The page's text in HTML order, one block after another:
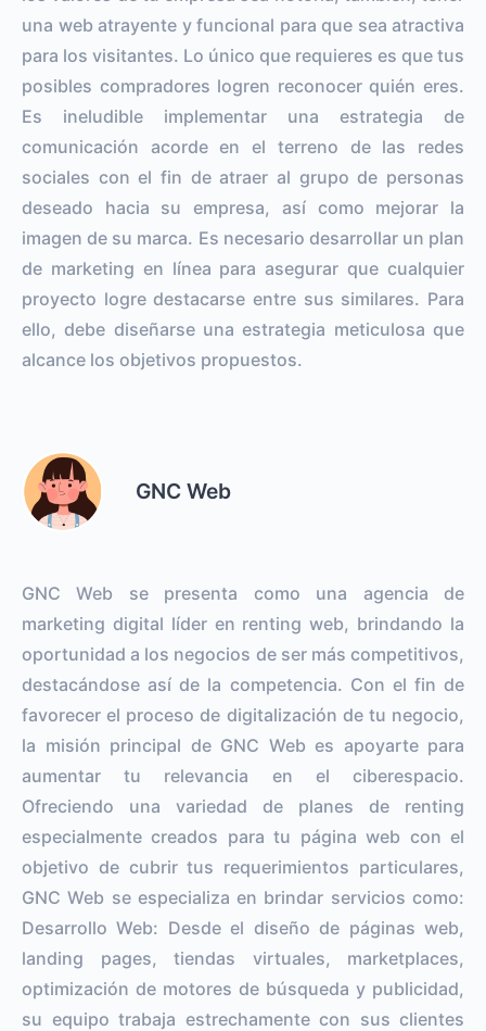
una web atrayente y funcional para que sea atractiva
para los visitantes. Lo único que requieres es que tus
posibles compradores logren reconocer quién eres.
Es ineludible implementar una estrategia de
comunicación acorde en el terreno de las redes
sociales con el fin de atraer al grupo de personas
deseado hacia su empresa, así como mejorar la
imagen de su marca. Es necesario desarrollar un plan
de marketing en línea para asegurar que cualquier
proyecto logre destacarse entre sus similares. Para
ello, debe diseñarse una estrategia meticulosa que
alcance los objetivos propuestos.
GNC Web
GNC Web se presenta como una agencia de
marketing digital líder en renting web, brindando la
oportunidad a los negocios de ser más competitivos,
destacándose así de la competencia. Con el fin de
favorecer el proceso de digitalización de tu negocio,
la misión principal de GNC Web es apoyarte para
aumentar tu relevancia en el ciberespacio.
Ofreciendo una variedad de planes de renting
especialmente creados para tu página web con el
objetivo de cubrir tus requerimientos particulares,
GNC Web se especializa en brindar servicios como:
Desarrollo Web: Desde el diseño de páginas web,
landing pages, tiendas virtuales, marketplaces,
optimización de motores de búsqueda y publicidad,
su equipo trabaja estrechamente con sus clientes